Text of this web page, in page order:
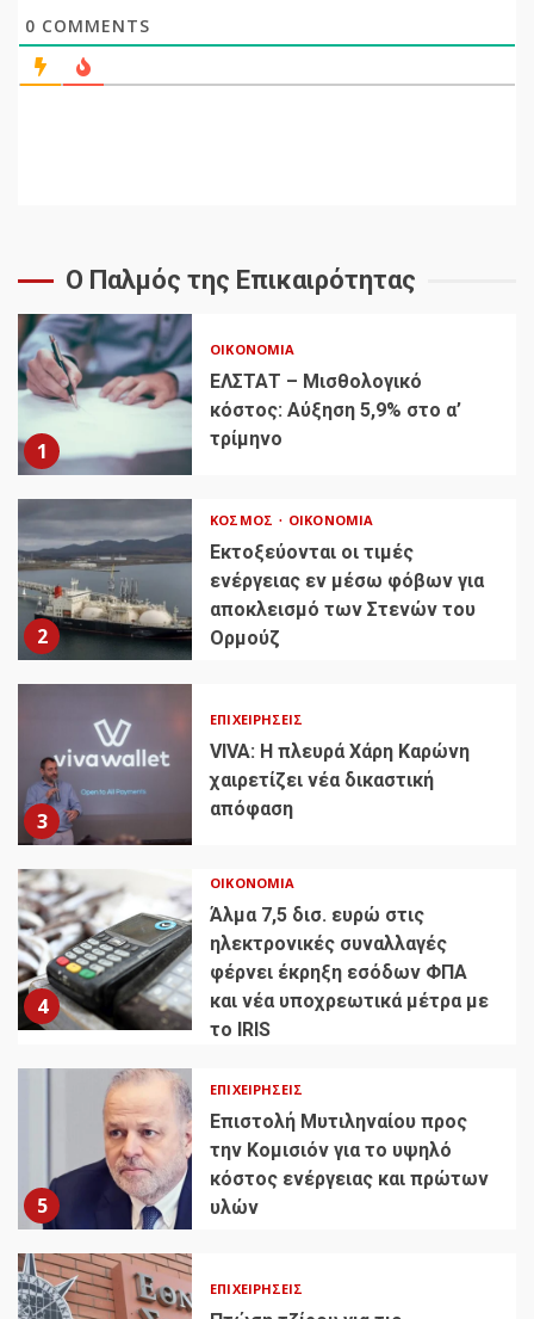
0 COMMENTS
Ο Παλμός της Επικαιρότητας
1
ΟΙΚΟΝΟΜΊΑ
ΕΛΣΤΑΤ – Μισθολογικό
κόστος: Αύξηση 5,9% στο α’
τρίμηνο
2
ΚΌΣΜΟΣ ΟΙΚΟΝΟΜΊΑ
Εκτοξεύονται οι τιμές
ενέργειας εν μέσω φόβων για
αποκλεισμό των Στενών του
Ορμούζ
3
ΕΠΙΧΕΙΡΉΣΕΙΣ
VIVA: Η πλευρά Χάρη Καρώνη
χαιρετίζει νέα δικαστική
απόφαση
4
ΟΙΚΟΝΟΜΊΑ
Άλμα 7,5 δισ. ευρώ στις
ηλεκτρονικές συναλλαγές
φέρνει έκρηξη εσόδων ΦΠΑ
και νέα υποχρεωτικά μέτρα με
το IRIS
5
ΕΠΙΧΕΙΡΉΣΕΙΣ
Επιστολή Μυτιληναίου προς
την Κομισιόν για το υψηλό
κόστος ενέργειας και πρώτων
υλών
ΕΠΙΧΕΙΡΉΣΕΙΣ